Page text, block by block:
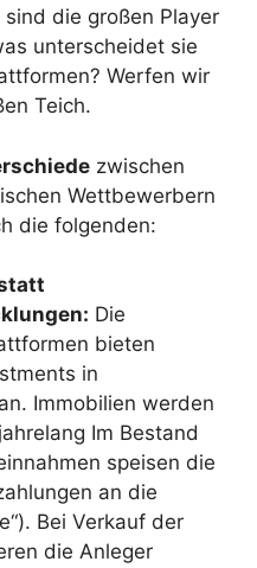
sind die großen Player
unterscheidet sie
Werfen wir
Teich.
zwischen
Wettbewerbern
die folgenden:
Die
bieten
in
an. Immobilien werden
Im Bestand
speisen die
an die
Bei Verkauf der
die Anleger